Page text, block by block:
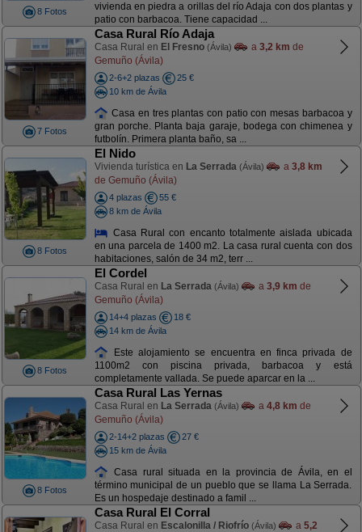
8 Fotos
vivienda en piedra a orillas del río Adaja con dos plantas y
patio con barbacoa. Tiene capacidad ...
7 Fotos
Casa Rural Río Adaja
Casa Rural en El Fresno (Ávila) a 3,2 km de
Gemuño (Ávila)
2-6+2 plazas
25 €
10 km de Ávila
Casa en tres plantas con patio con mesas barbacoa y
gran porche. Planta baja garaje, bodega con chimenea y
futbolín. Primera planta baño, sa ...
8 Fotos
El Nido
Vivienda turística en La Serrada (Ávila) a 3,8 km
de Gemuño (Ávila)
4 plazas
55 €
8 km de Ávila
Casa Rural con encanto totalmente aislada ubicada
en una parcela de 1400 m2. La casa rural cuenta con dos
habitaciones, salón de 34 m2, terr ...
8 Fotos
El Cordel
Casa Rural en La Serrada (Ávila) a 3,9 km de
Gemuño (Ávila)
14+4 plazas
18 €
14 km de Ávila
Este alojamiento se encuentra en finca privada de
1100m2 con piscina privada, barbacoa y está
completamente vallada. Se puede aparcar en la ...
8 Fotos
Casa Rural Las Yernas
Casa Rural en La Serrada (Ávila) a 4,8 km de
Gemuño (Ávila)
2-14+2 plazas
27 €
15 km de Ávila
Casa rural situada en la provincia de Ávila, en el
término municipal de un pueblo que se llama La Serrada.
Es un hospedaje destinado a famil ...
Casa Rural El Corral
Casa Rural en Escalonilla / Riofrío (Ávila) a 5,2